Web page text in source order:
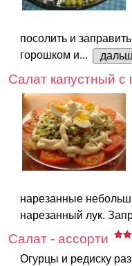
посолить и
горошком и...
Салат капустный
нарезанные
нарезанный лук.
Салат - ассорти
Огурцы и редиску